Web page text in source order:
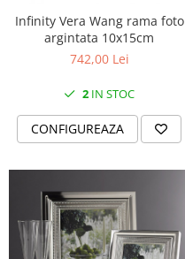
Infinity Vera Wang rama foto
argintata 10x15cm
742,00 Lei
2 IN STOC
CONFIGUREAZA